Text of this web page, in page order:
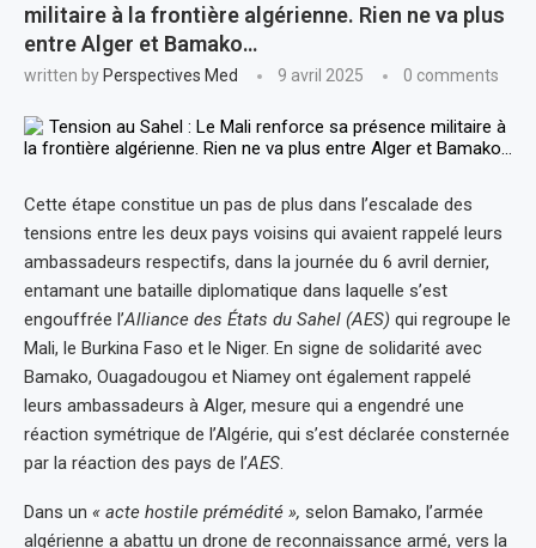
militaire à la frontière algérienne. Rien ne va plus
entre Alger et Bamako…
written by Perspectives Med 9 avril 2025 0 comments
Cette étape constitue un pas de plus dans l’escalade des
tensions entre les deux pays voisins qui avaient rappelé leurs
ambassadeurs respectifs, dans la journée du 6 avril dernier,
entamant une bataille diplomatique dans laquelle s’est
engouffrée l’Alliance des États du Sahel (AES) qui regroupe le
Mali, le Burkina Faso et le Niger. En signe de solidarité avec
Bamako, Ouagadougou et Niamey ont également rappelé
leurs ambassadeurs à Alger, mesure qui a engendré une
réaction symétrique de l’Algérie, qui s’est déclarée consternée
par la réaction des pays de l’AES.
Dans un « acte hostile prémédité », selon Bamako, l’armée
algérienne a abattu un drone de reconnaissance armé, vers la